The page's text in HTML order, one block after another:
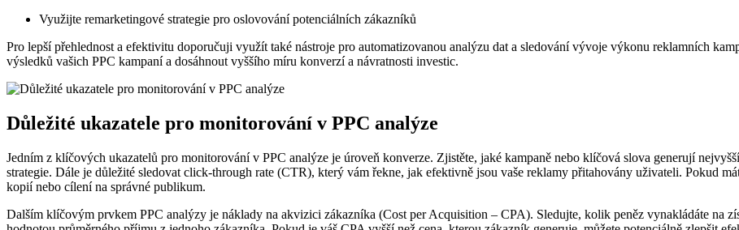
Využijte remarketingové strategie pro oslovování potenciálních zákazníků
Pro lepší přehlednost a efektivitu doporučuji využít také nástroje pro automatizovanou analýzu dat a sledování vývoje výkonu reklamních
výsledků vašich PPC kampaní a dosáhnout vyššího míru konverzí a návratnosti investic.
Důležité ukazatele pro monitorování v PPC analýze
Jedním z klíčových ukazatelů pro monitorování v PPC analýze je úroveň konverze. Zjistěte, jaké kampaně nebo klíčová slova generují
strategie. Dále je důležité sledovat click-through rate (CTR), který vám řekne, jak efektivně jsou vaše reklamy přitahovány uživateli. Pokud
kopií nebo cílení na správné publikum.
Dalším klíčovým prvkem PPC analýzy je náklady na akvizici zákazníka (Cost per Acquisition – CPA). Sledujte, kolik peněz vynakládáte na